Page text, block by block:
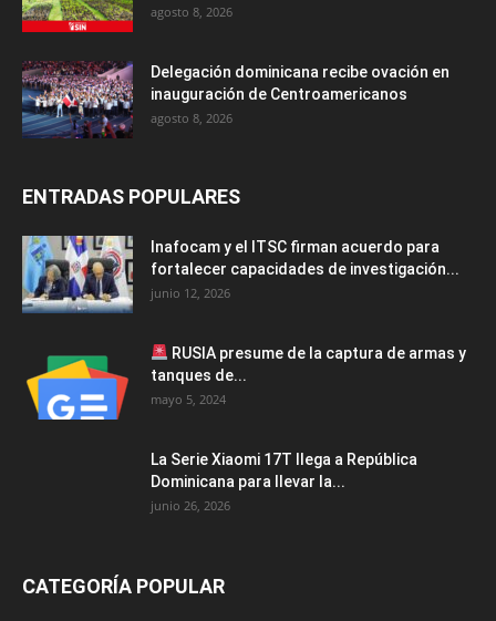
agosto 8, 2026
Delegación dominicana recibe ovación en
inauguración de Centroamericanos
agosto 8, 2026
ENTRADAS POPULARES
Inafocam y el ITSC firman acuerdo para
fortalecer capacidades de investigación...
junio 12, 2026
RUSIA presume de la captura de armas y
tanques de...
mayo 5, 2024
La Serie Xiaomi 17T llega a República
Dominicana para llevar la...
junio 26, 2026
CATEGORÍA POPULAR